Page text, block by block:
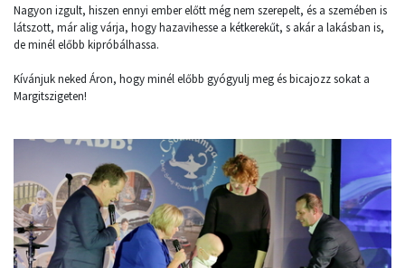
Nagyon izgult, hiszen ennyi ember előtt még nem szerepelt, és a szemében is
látszott, már alig várja, hogy hazavihesse a kétkerekűt, s akár a lakásban is,
de minél előbb kipróbálhassa.
Kívánjuk neked Áron, hogy minél előbb gyógyulj meg és bicajozz sokat a
Margitszigeten!